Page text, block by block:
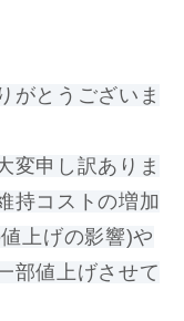
がとうございま
変申し訳ありま
持コストの増加
上げの影響)や
部値上げさせて